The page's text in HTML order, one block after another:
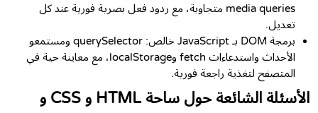
media queries متجاوبة، مع ردود فعل بصرية فورية عند كل
تعديل.
برمجة DOM بـ JavaScript خالص: querySelector ومستمعو
الأحداث واستدعاءات fetch وlocalStorage، مع معاينة حية في
المتصفح لتغذية راجعة فورية.
الأسئلة الشائعة حول ساحة HTML و CSS و